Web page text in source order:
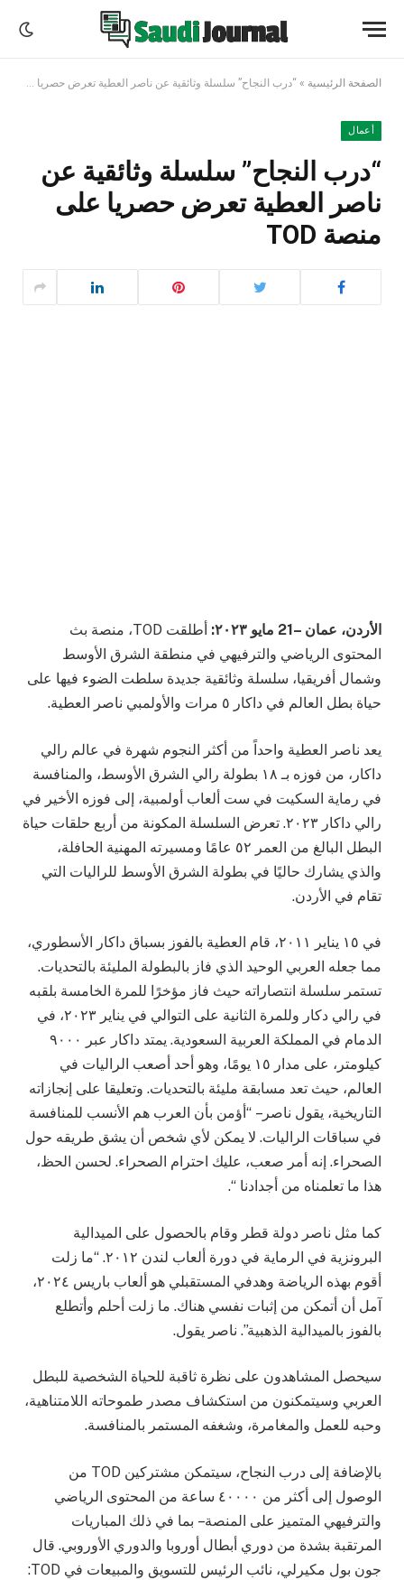
الصفحة الرئيسية » “درب النجاح” سلسلة وثائقية عن ناصر العطية تعرض حصريا على منصة TOD
أعمال
“درب النجاح” سلسلة وثائقية عن
ناصر العطية تعرض حصريا على
منصة TOD
الأردن، عمان –21 مايو ٢٠٢٣:
أطلقت TOD، منصة بث
المحتوى الرياضي والترفيهي في منطقة الشرق الأوسط
وشمال أفريقيا، سلسلة وثائقية جديدة سلطت الضوء فيها على
حياة بطل العالم في داكار ٥ مرات والأولمبي ناصر العطية.
يعد ناصر العطية واحداً من أكثر النجوم شهرة في عالم رالي
داكار، من فوزه بـ ١٨ بطولة رالي الشرق الأوسط، والمنافسة
في رماية السكيت في ست ألعاب أولمبية، إلى فوزه الأخير في
رالي داكار ٢٠٢٣. تعرض السلسلة المكونة من أربع حلقات حياة
البطل البالغ من العمر ٥٢ عامًا ومسيرته المهنية الحافلة،
والذي يشارك حاليًا في بطولة الشرق الأوسط للراليات التي
تقام في الأردن.
في ١٥ يناير ٢٠١١، قام العطية بالفوز بسباق داكار الأسطوري،
مما جعله العربي الوحيد الذي فاز بالبطولة المليئة بالتحديات.
تستمر سلسلة انتصاراته حيث فاز مؤخرًا للمرة الخامسة بلقبه
في رالي دكار وللمرة الثانية على التوالي في يناير ٢٠٢٣، في
الدمام في المملكة العربية السعودية. يمتد داكار عبر ٩٠٠٠
كيلومتر، على مدار ١٥ يومًا، وهو أحد أصعب الراليات في
العالم، حيث تعد مسابقة مليئة بالتحديات. وتعليقا على إنجازاته
التاريخية، يقول ناصر – “أؤمن بأن العرب هم الأنسب للمنافسة
في سباقات الراليات. لا يمكن لأي شخص أن يشق طريقه حول
الصحراء. إنه أمر صعب، عليك احترام الصحراء. لحسن الحظ،
هذا ما تعلمناه من أجدادنا “.
كما مثل ناصر دولة قطر وقام بالحصول على الميدالية
البرونزية في الرماية في دورة ألعاب لندن ٢٠١٢. “ما زلت
أقوم بهذه الرياضة وهدفي المستقبلي هو ألعاب باريس ٢٠٢٤،
آمل أن أتمكن من إثبات نفسي هناك. ما زلت أحلم وأتطلع
بالفوز بالميدالية الذهبية”. ناصر يقول.
سيحصل المشاهدون على نظرة ثاقبة للحياة الشخصية للبطل
العربي وسيتمكنون من استكشاف مصدر طموحاته اللامتناهية،
وحبه للعمل والمغامرة، وشغفه المستمر بالمنافسة.
بالإضافة إلى درب النجاح، سيتمكن مشتركين TOD من
الوصول إلى أكثر من ٤٠٠٠٠ ساعة من المحتوى الرياضي
والترفيهي المتميز على المنصة – بما في ذلك المباريات
المرتقبة بشدة من دوري أبطال أوروبا والدوري الأوروبي. قال
جون بول مكيرلي، نائب الرئيس للتسويق والمبيعات في TOD: